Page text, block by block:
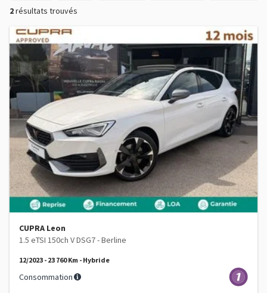
2résultats trouvés
CUPRA Leon
1.5 eTSI 150ch V DSG7 - Berline
12/2023 - 23 760 Km - Hybride
Consommation